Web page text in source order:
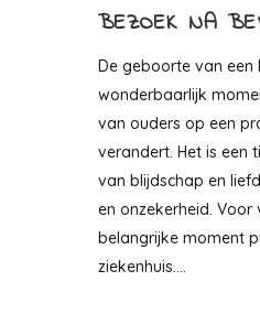
BEZOEK NA
De geboorte van een
wonderbaarlijk
van ouders op een
verandert. Het is een
van blijdschap en
en onzekerheid. Voor
belangrijke moment
ziekenhuis....